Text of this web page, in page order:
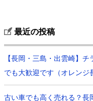
最近の投稿
【長岡・三島・出雲崎】
でも大歓迎です（オレンジ
古い車でも高く売れる？長